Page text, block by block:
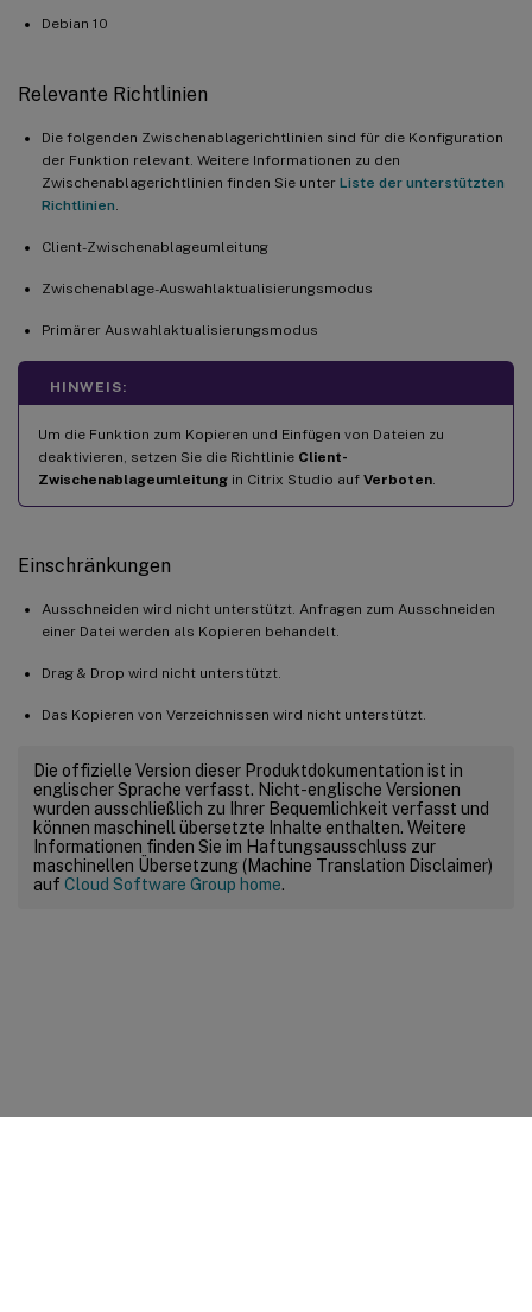
Debian 10
Relevante Richtlinien
Die folgenden Zwischenablagerichtlinien sind für die Konfiguration
der Funktion relevant. Weitere Informationen zu den
Zwischenablagerichtlinien finden Sie unter Liste der unterstützten
Richtlinien
Client-Zwischenablageumleitung
Zwischenablage-Auswahlaktualisierungsmodus
Primärer Auswahlaktualisierungsmodus
HINWEIS:
Um die Funktion zum Kopieren und Einfügen von Dateien zu
deaktivieren, setzen Sie die Richtlinie Client-
Zwischenablageumleitung in Citrix Studio auf Verboten
Einschränkungen
Ausschneiden wird nicht unterstützt. Anfragen zum Ausschneiden
einer Datei werden als Kopieren behandelt.
Drag & Drop wird nicht unterstützt.
Das Kopieren von Verzeichnissen wird nicht unterstützt.
Die offizielle Version dieser Produktdokumentation ist in
englischer Sprache verfasst. Nicht-englische Versionen
wurden ausschließlich zu Ihrer Bequemlichkeit verfasst und
können maschinell übersetzte Inhalte enthalten. Weitere
Informationen finden Sie im Haftungsausschluss zur
maschinellen Übersetzung (Machine Translation Disclaimer)
auf Cloud Software Group home.